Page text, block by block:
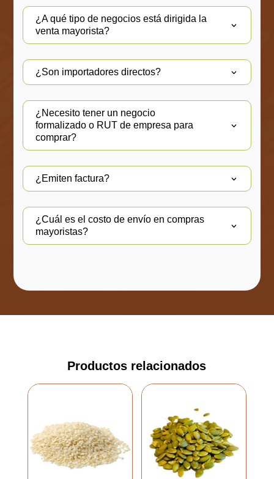
¿A qué tipo de negocios está dirigida la
venta mayorista?
¿Son importadores directos?
¿Necesito tener un negocio
formalizado o RUT de empresa para
comprar?
¿Emiten factura?
¿Cuál es el costo de envío en compras
mayoristas?
Productos relacionados